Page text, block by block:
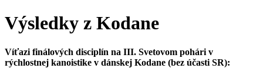
Výsledky z Kodane
Víťazi finálových disciplín na III. Svetovom pohári v
rýchlostnej kanoistike v dánskej Kodane (bez účasti SR):